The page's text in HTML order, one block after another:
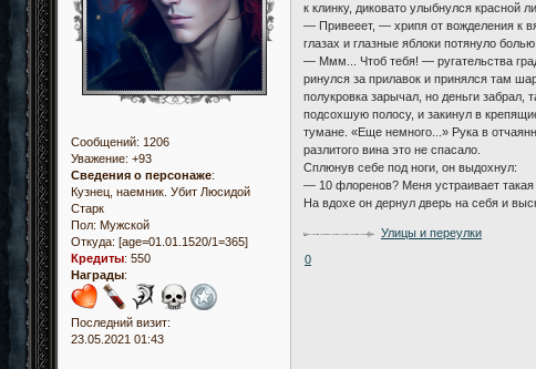
Сообщений: 1206
Уважение: +93
Сведения о персонаже:
Кузнец, наемник. Убит Люсидой
Старк
Пол: Мужской
Откуда: [age=01.01.1520/1=365]
Кредиты: 550
Награды:
Последний визит:
23.05.2021 01:43
к клинку, диковато улыбнулся красной
— Привееет, — хрипя от вожделения к
глазах и глазные яблоки потянуло
— Ммм... Чтоб тебя! — ругательства
ринулся за прилавок и принялся там
полукровка зарычал, но деньги забрал,
подсохшую полосу, и закинул в
тумане. «Еще немного...» Рука в
разлитого вина это не спасало.
Сплюнув себе под ноги, он выдохнул:
— 10 флоренов? Меня устраивает такая
На вдохе он дернул дверь на себя и
Улицы и переулки
0